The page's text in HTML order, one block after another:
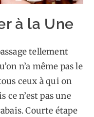
à la Une
tellement
n’a même pas le
ceux à qui on
ce n’est pas une
Courte étape